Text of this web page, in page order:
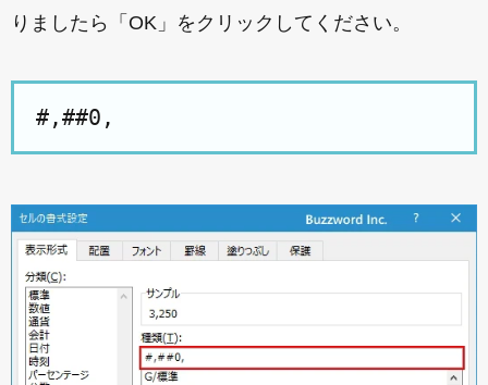
りましたら「OK」をクリックしてください。